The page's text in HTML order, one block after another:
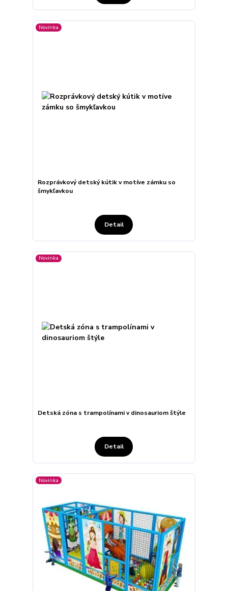
Novinka
Rozprávkový detský kútik v motíve zámku so
šmykľavkou
Detail
Novinka
Detská zóna s trampolínami v dinosauriom štýle
Detail
Novinka